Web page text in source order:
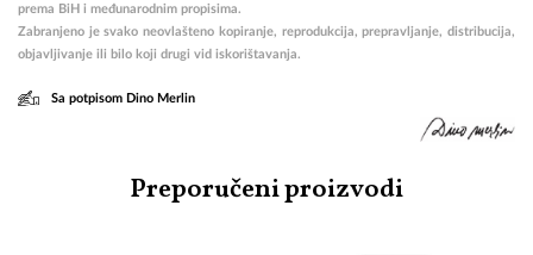
prema BiH i međunarodnim propisima.
Zabranjeno je svako neovlašteno kopiranje, reprodukcija, prepravljanje, distribucija,
objavljivanje ili bilo koji drugi vid iskorištavanja.
Sa potpisom Dino Merlin
Preporučeni proizvodi